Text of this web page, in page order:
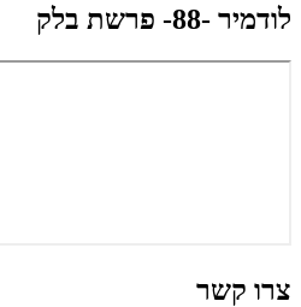
לודמיר -88- פרשת בלק
צרו קשר